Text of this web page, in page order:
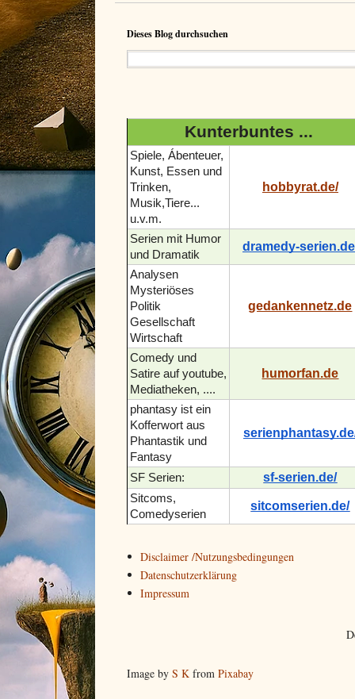
Dieses Blog durchsuchen
Kunterbuntes ...
Spiele, Ábenteuer,
Kunst, Essen und
Trinken,
Musik,Tiere...
u.v.m.
hobbyrat.de/
Serien mit Humor
und Dramatik
dramedy-
Analysen
Mysteriöses
Politik
Gesellschaft
Wirtschaft
gedankennetz.de
Comedy und
Satire auf youtube,
Mediatheken, ....
humorfan.de
phantasy ist ein
Kofferwort aus
Phantastik und
Fantasy
SF Serien: sf-serien.de/
Sitcoms,
Comedyserien
sitcomserien.de/
Disclaimer /Nutzungsbedingungen
Datenschutzerklärung
Impressum
Image by S K from Pixabay